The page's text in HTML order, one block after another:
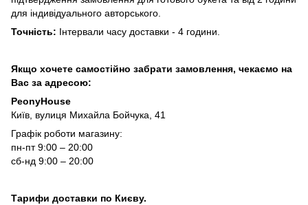
для індивідуального авторського.
Точність: Інтервали часу доставки - 4 години.
Якщо хочете самостійно забрати замовлення, чекаємо на
Вас за адресою:
PeonyHouse
Київ, вулиця Михайла Бойчука, 41
Графік роботи магазину:
пн-пт 9:00 – 20:00
сб-нд 9:00 – 20:00
Тарифи доставки по Києву.